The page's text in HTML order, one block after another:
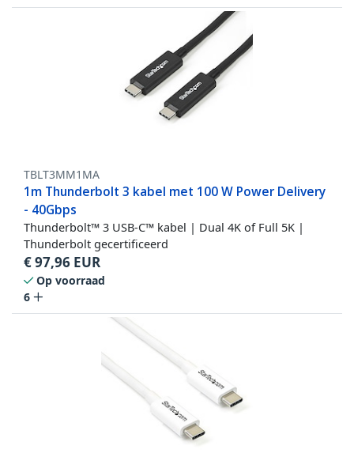
TBLT3MM1MA
1m Thunderbolt 3 kabel met 100 W Power Delivery
- 40Gbps
Thunderbolt™ 3 USB-C™ kabel | Dual 4K of Full 5K |
Thunderbolt gecertificeerd
€97,96 EUR
Op voorraad
6